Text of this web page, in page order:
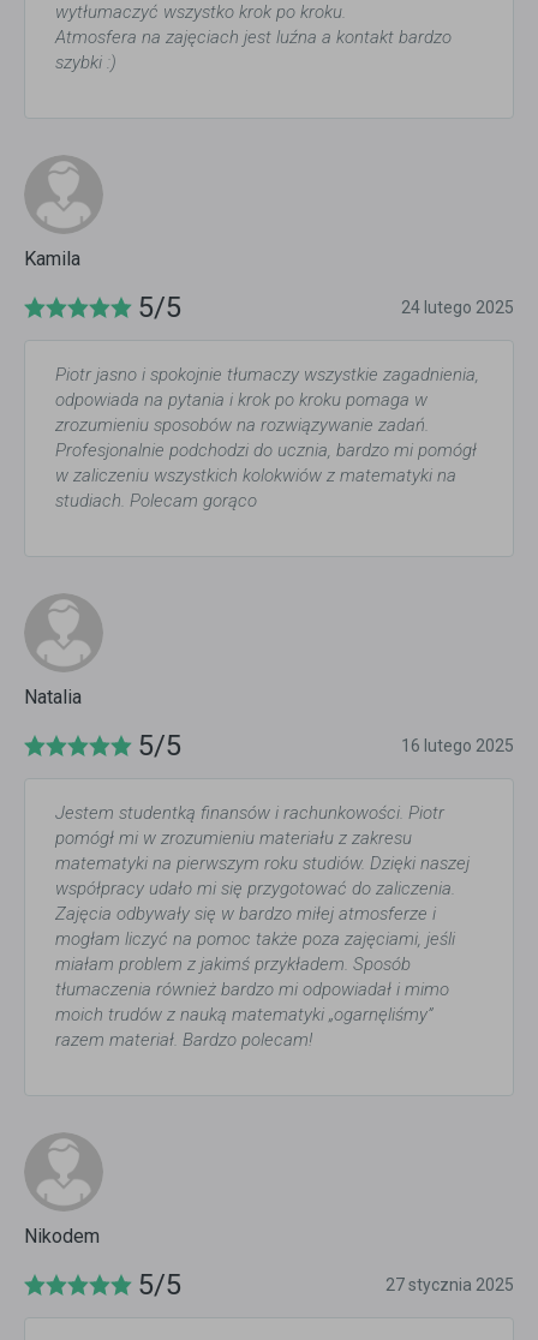
wytłumaczyć wszystko krok po kroku.
Atmosfera na zajęciach jest luźna a kontakt bardzo
szybki :)
Kamila
5/5 24 lutego 2025
Piotr jasno i spokojnie tłumaczy wszystkie zagadnienia,
odpowiada na pytania i krok po kroku pomaga w
zrozumieniu sposobów na rozwiązywanie zadań.
Profesjonalnie podchodzi do ucznia, bardzo mi pomógł
w zaliczeniu wszystkich kolokwiów z matematyki na
studiach. Polecam gorąco
Natalia
5/5 16 lutego 2025
Jestem studentką finansów i rachunkowości. Piotr
pomógł mi w zrozumieniu materiału z zakresu
matematyki na pierwszym roku studiów. Dzięki naszej
współpracy udało mi się przygotować do zaliczenia.
Zajęcia odbywały się w bardzo miłej atmosferze i
mogłam liczyć na pomoc także poza zajęciami, jeśli
miałam problem z jakimś przykładem. Sposób
tłumaczenia również bardzo mi odpowiadał i mimo
moich trudów z nauką matematyki „ogarnęliśmy”
razem materiał. Bardzo polecam!
Nikodem
5/5 27 stycznia 2025